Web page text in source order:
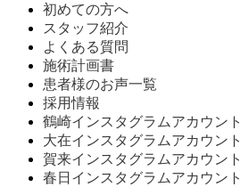
初めての方へ
スタッフ紹介
よくある質問
施術計画書
患者様のお声一覧
採用情報
鶴崎インスタグラムアカウント
大在インスタグラムアカウント
賀来インスタグラムアカウント
春日インスタグラムアカウント